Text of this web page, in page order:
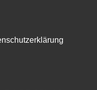
erklärung